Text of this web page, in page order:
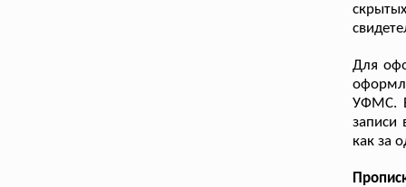
Для
УФМС.
записи
как за